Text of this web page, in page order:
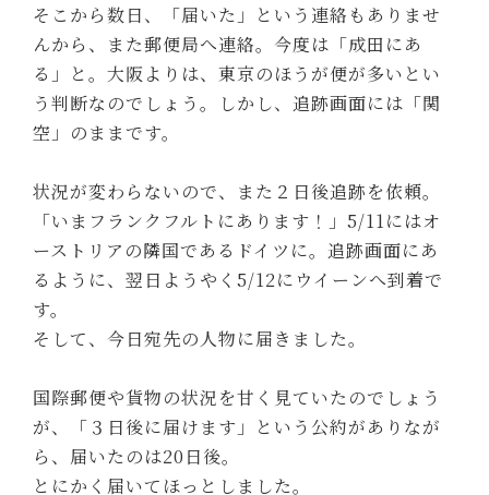
そこから数日、「届いた」という連絡もありませ
んから、また郵便局へ連絡。今度は「成田にあ
る」と。大阪よりは、東京のほうが便が多いとい
う判断なのでしょう。しかし、追跡画面には「関
空」のままです。
状況が変わらないので、また２日後追跡を依頼。
「いまフランクフルトにあります！」5/11にはオ
ーストリアの隣国であるドイツに。追跡画面にあ
るように、翌日ようやく5/12にウイーンへ到着で
す。
そして、今日宛先の人物に届きました。
国際郵便や貨物の状況を甘く見ていたのでしょう
が、「３日後に届けます」という公約がありなが
ら、届いたのは20日後。
とにかく届いてほっとしました。